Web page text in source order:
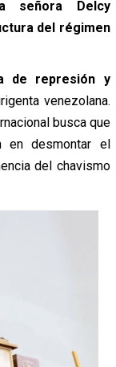
señora Delcy
del régimen
de represión y
venezolana.
busca que
en desmontar el
del chavismo